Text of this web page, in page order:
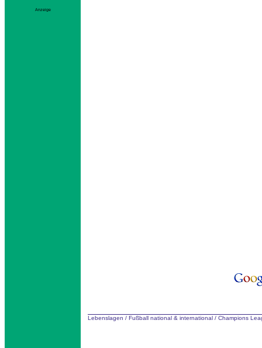
Anzeige
Lebenslagen / Fußball national & international / Champions